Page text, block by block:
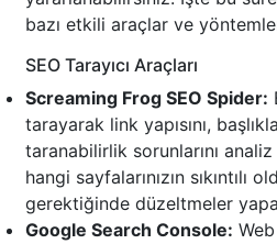
bazı etkili araçlar ve
SEO Tarayıcı Araçları
Screaming Frog SEO Spider:
tarayarak link yapısını,
taranabilirlik sorunlarını
hangi sayfalarınızın sıkıntılı
gerektiğinde düzeltmeler
Google Search Console: